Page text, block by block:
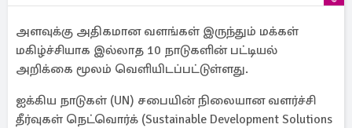
அளவுக்கு அதிகமான வளங்கள் இருந்தும் மக்கள்
மகிழ்ச்சியாக இல்லாத 10 நாடுகளின் பட்டியல்
அறிக்கை மூலம் வெளியிடப்பட்டுள்ளது.
ஐக்கிய நாடுகள் (UN) சபையின் நிலையான வளர்ச்சி
தீர்வுகள் நெட்வொர்க் (Sustainable Development Solutions